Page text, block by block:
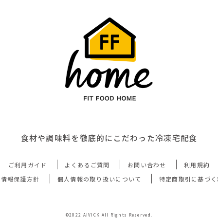
食材や調味料を徹底的にこだわった冷凍宅配食
ご利用ガイド よくあるご質問 お問い合わせ
利用規約
報保護方針
個人情報の取り扱いについて 特定商取引に基づ
©2022 AIVICK All Rights Reserved.